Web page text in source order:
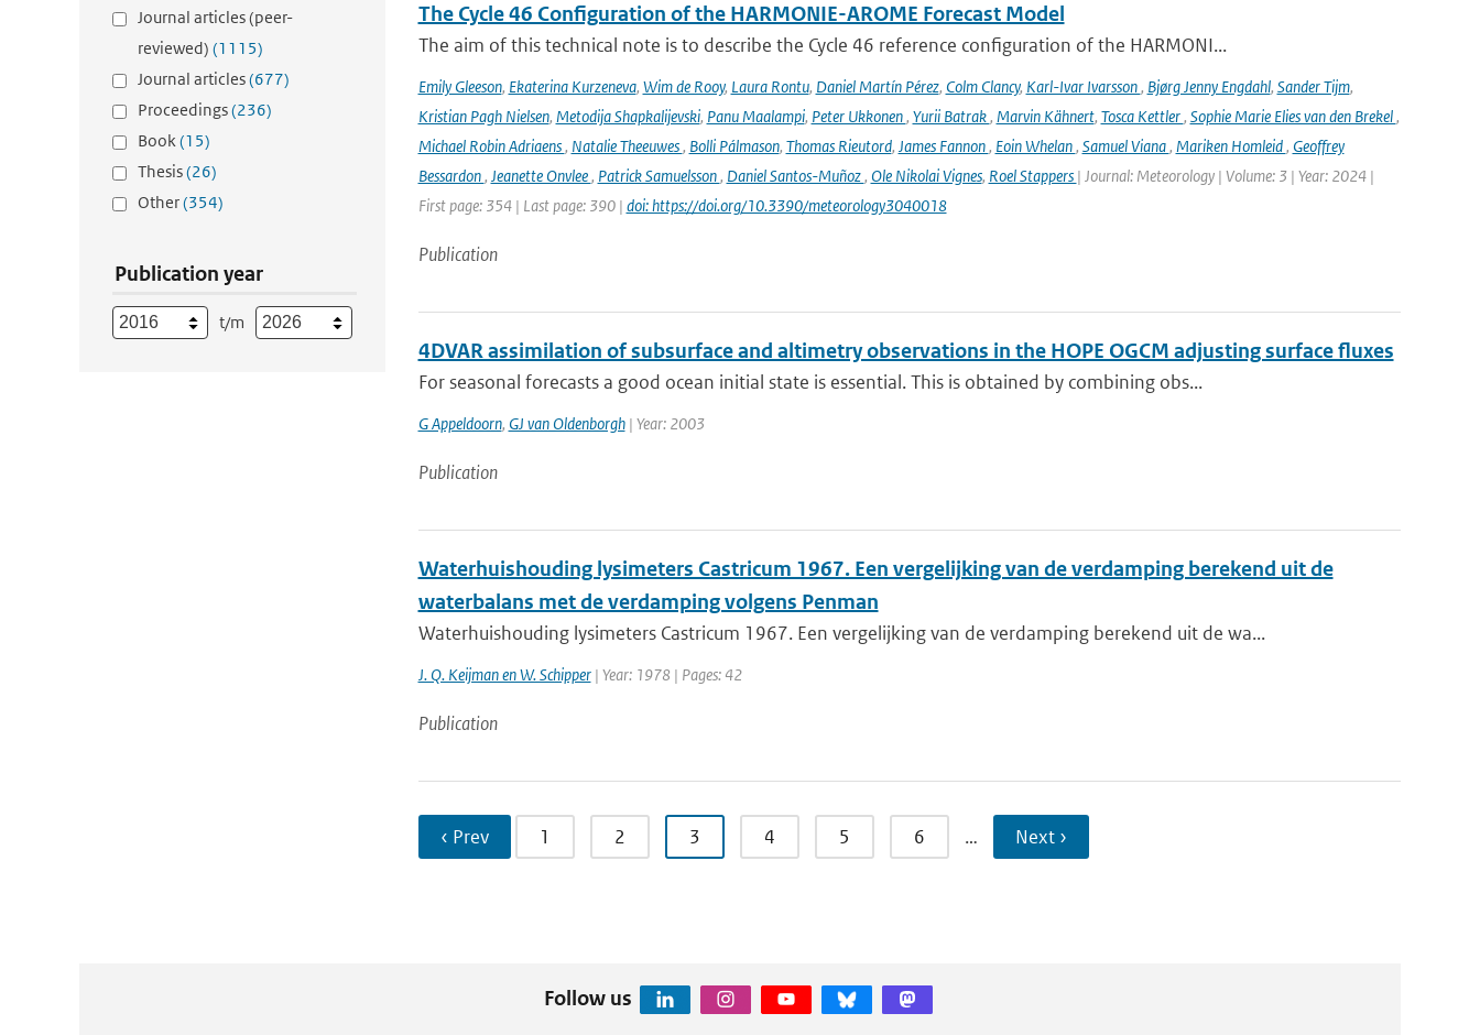
Journal articles (peer-
reviewed) (1115)
Journal articles(677)
Proceedings(236)
Book(15)
Thesis(26)
Other(354)
Publication year
t/m
The Cycle 46 Configuration of the HARMONIE-AROME Forecast Model
The aim of this technical note is to describe the Cycle 46 reference configuration of the HARMONI...
Emily Gleeson, Ekaterina Kurzeneva, Wim de Rooy, Laura Rontu, Daniel Martín Pérez, Colm Clancy, Karl-Ivar Ivarsson, Bjørg Jenny Engdahl, Sander Tijm,
Kristian Pagh Nielsen, Metodija Shapkalijevski, Panu Maalampi, Peter Ukkonen, Yurii Batrak, Marvin Kähnert, Tosca Kettler, Sophie Marie Elies van den Brekel,
Michael Robin Adriaens, Natalie Theeuwes, Bolli Pálmason, Thomas Rieutord, James Fannon, Eoin Whelan, Samuel Viana, Mariken Homleid, Geoffrey
Bessardon, Jeanette Onvlee, Patrick Samuelsson, Daniel Santos-Muñoz, Ole Nikolai Vignes, Roel Stappers | Journal: Meteorology | Volume: 3 | Year: 2024 |
First page: 354 | Last page: 390 | doi: https://doi.org/10.3390/meteorology3040018
Publication
4DVAR assimilation of subsurface and altimetry observations in the HOPE OGCM adjusting surface fluxes
For seasonal forecasts a good ocean initial state is essential. This is obtained by combining obs...
G Appeldoorn, GJ van Oldenborgh| Year: 2003
Publication
Waterhuishouding lysimeters Castricum 1967. Een vergelijking van de verdamping berekend uit de
waterbalans met de verdamping volgens Penman
Waterhuishouding lysimeters Castricum 1967. Een vergelijking van de verdamping berekend uit de wa...
J. Q. Keijman en W. Schipper| Year: 1978 | Pages: 42
Publication
‹ Prev 1 2 3 4 5 6 … Next ›
Follow us